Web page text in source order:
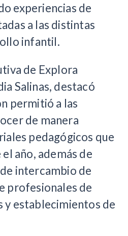
experiencias de
a las distintas
infantil.
de Explora
Salinas, destacó
permitió a las
de manera
pedagógicos que
año, además de
intercambio de
profesionales de
y establecimientos de